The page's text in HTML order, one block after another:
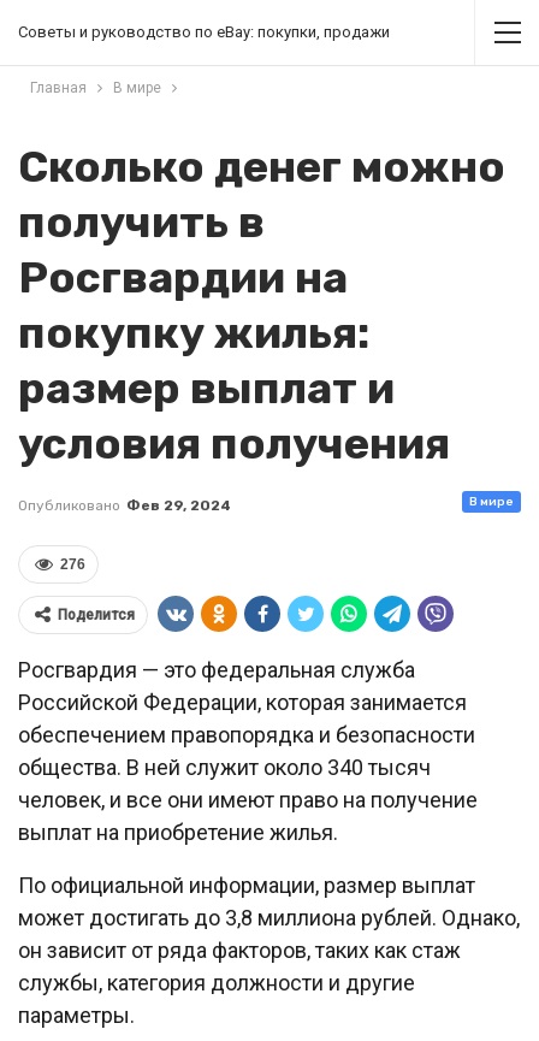
Советы и руководство по eBay: покупки, продажи
Главная В мире
Сколько денег можно
получить в
Росгвардии на
покупку жилья:
размер выплат и
условия получения
В мире
Опубликовано Фев 29, 2024
276
Поделится
Росгвардия — это федеральная служба
Российской Федерации, которая занимается
обеспечением правопорядка и безопасности
общества. В ней служит около 340 тысяч
человек, и все они имеют право на получение
выплат на приобретение жилья.
По официальной информации, размер выплат
может достигать до 3,8 миллиона рублей. Однако,
он зависит от ряда факторов, таких как стаж
службы, категория должности и другие
параметры.